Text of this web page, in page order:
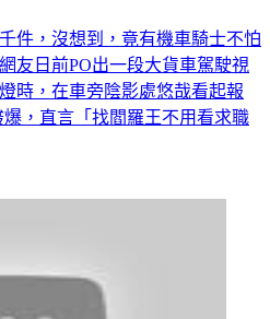
件，沒想到，竟有機車騎士不怕
友日前PO出一段大貨車駕駛視
時，在車旁陰影處悠哉看起報
，直言「找閻羅王不用看求職